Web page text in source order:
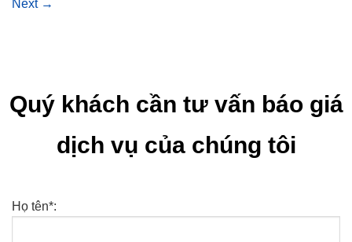
Next →
Quý khách cần tư vấn báo giá
dịch vụ của chúng tôi
Họ tên*: